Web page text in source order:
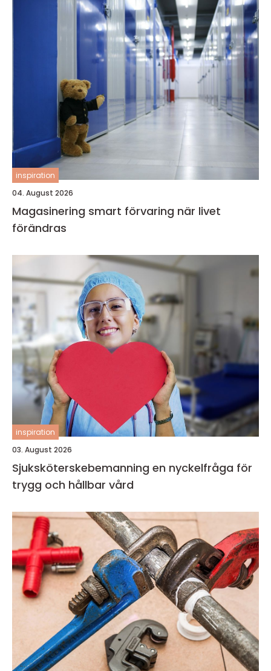
inspiration
04. August 2026
Magasinering smart förvaring när livet
förändras
inspiration
03. August 2026
Sjuksköterskebemanning en nyckelfråga för
trygg och hållbar vård